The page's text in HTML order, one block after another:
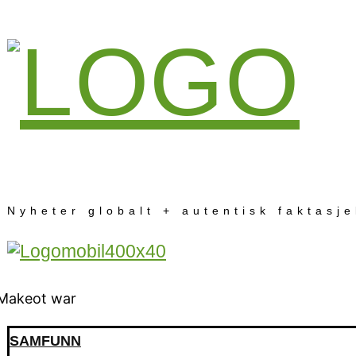
Nyheter globalt + autentisk
SAMFUNN